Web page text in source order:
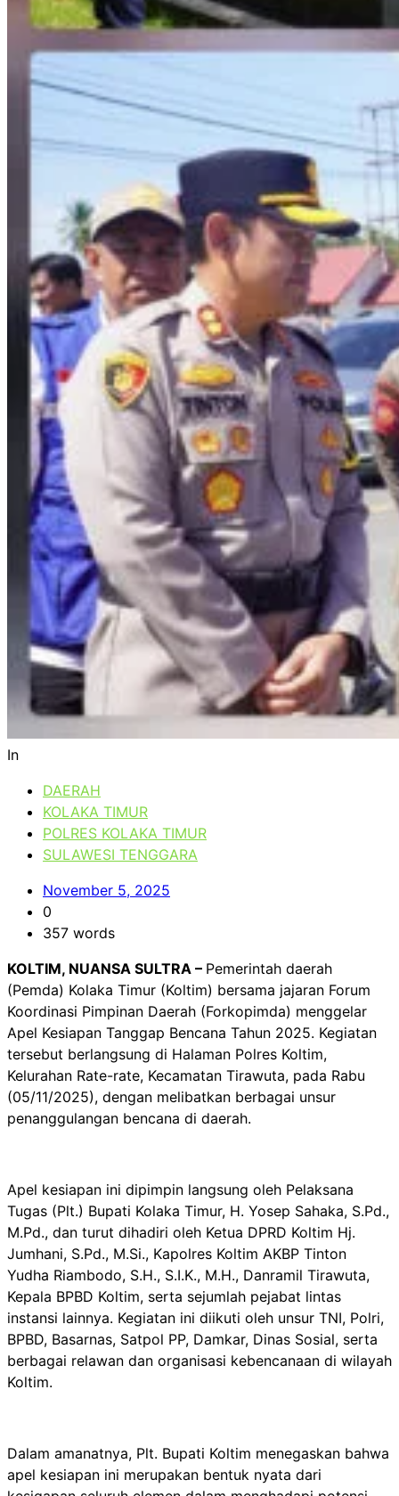
In
DAERAH
KOLAKA TIMUR
POLRES KOLAKA TIMUR
SULAWESI TENGGARA
November 5, 2025
0
357 words
KOLTIM, NUANSA SULTRA – Pemerintah daerah
(Pemda) Kolaka Timur (Koltim) bersama jajaran Forum
Koordinasi Pimpinan Daerah (Forkopimda) menggelar
Apel Kesiapan Tanggap Bencana Tahun 2025. Kegiatan
tersebut berlangsung di Halaman Polres Koltim,
Kelurahan Rate-rate, Kecamatan Tirawuta, pada Rabu
(05/11/2025), dengan melibatkan berbagai unsur
penanggulangan bencana di daerah.
Apel kesiapan ini dipimpin langsung oleh Pelaksana
Tugas (Plt.) Bupati Kolaka Timur, H. Yosep Sahaka, S.Pd.,
M.Pd., dan turut dihadiri oleh Ketua DPRD Koltim Hj.
Jumhani, S.Pd., M.Si., Kapolres Koltim AKBP Tinton
Yudha Riambodo, S.H., S.I.K., M.H., Danramil Tirawuta,
Kepala BPBD Koltim, serta sejumlah pejabat lintas
instansi lainnya. Kegiatan ini diikuti oleh unsur TNI, Polri,
BPBD, Basarnas, Satpol PP, Damkar, Dinas Sosial, serta
berbagai relawan dan organisasi kebencanaan di wilayah
Koltim.
Dalam amanatnya, Plt. Bupati Koltim menegaskan bahwa
apel kesiapan ini merupakan bentuk nyata dari